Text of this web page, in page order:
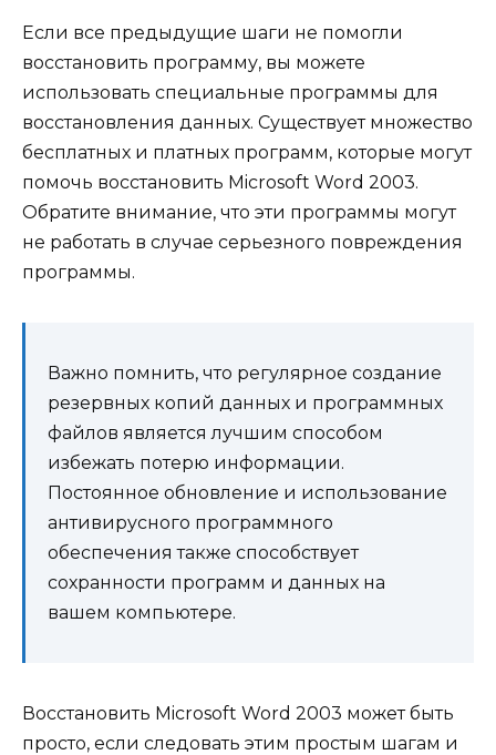
Если все предыдущие шаги не помогли
восстановить программу, вы можете
использовать специальные программы для
восстановления данных. Существует множество
бесплатных и платных программ, которые могут
помочь восстановить Microsoft Word 2003.
Обратите внимание, что эти программы могут
не работать в случае серьезного повреждения
программы.
Важно помнить, что регулярное создание
резервных копий данных и программных
файлов является лучшим способом
избежать потерю информации.
Постоянное обновление и использование
антивирусного программного
обеспечения также способствует
сохранности программ и данных на
вашем компьютере.
Восстановить Microsoft Word 2003 может быть
просто, если следовать этим простым шагам и